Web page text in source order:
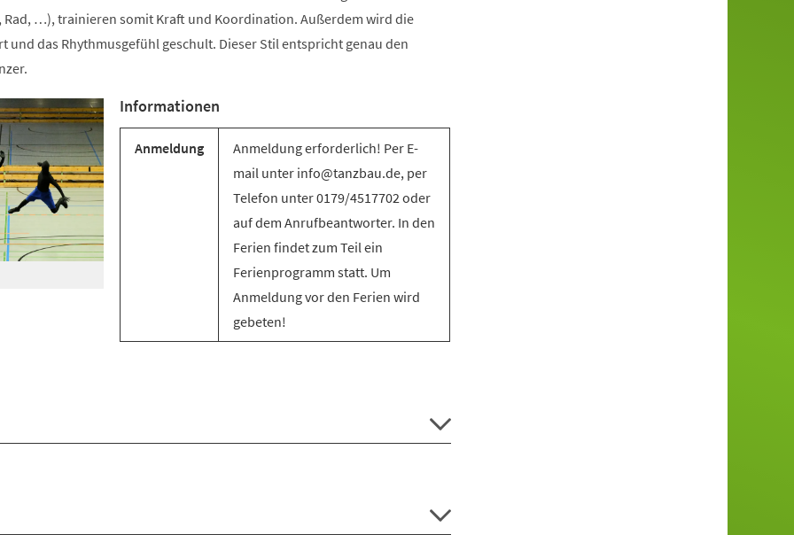
Rad, …), trainieren somit Kraft und Koordination. Außerdem wird die
und das Rhythmusgefühl geschult. Dieser Stil entspricht genau den
Informationen
Anmeldung
Anmeldung erforderlich! Per E-
mail unter info@tanzbau.de, per
Telefon unter 0179/4517702 oder
auf dem Anrufbeantworter. In den
Ferien findet zum Teil ein
Ferienprogramm statt. Um
Anmeldung vor den Ferien wird
gebeten!